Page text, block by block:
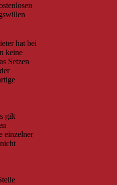
hat bei
keine
Setzen
gilt
einzelner